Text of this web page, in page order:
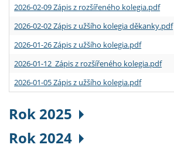
2026-02-09 Zápis z rozšířeného kolegia.pdf
2026-02-02 Zápis z užšího kolegia děkanky.pdf
2026-01-26 Zápis z užšího kolegia.pdf
2026-01-12 Zápis z rozšířeného kolegia.pdf
2026-01-05 Zápis z užšího kolegia.pdf
Rok 2025
Rok 2024